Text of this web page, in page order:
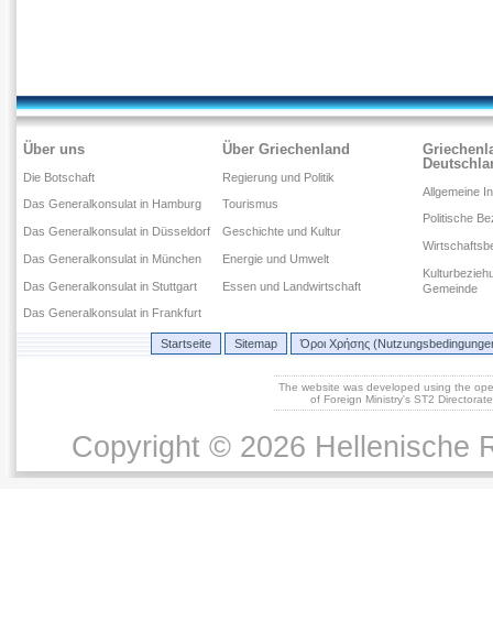
Über uns
Die Botschaft
Das Generalkonsulat in Hamburg
Das Generalkonsulat in Düsseldorf
Das Generalkonsulat in München
Das Generalkonsulat in Stuttgart
Das Generalkonsulat in Frankfurt
Über Griechenland
Regierung und Politik
Tourismus
Geschichte und Kultur
Energie und Umwelt
Essen und Landwirtschaft
Allgemeine
Politische
Gemeinde
Startseite Sitemap Όροι Χρήσης
The website was developed using the
of Foreign Ministry's ST2
Copyright © 2026 Hellenische